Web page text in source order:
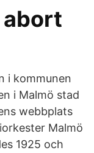
abort
i kommunen
i Malmö stad
webbplats
Malmö
1925 och